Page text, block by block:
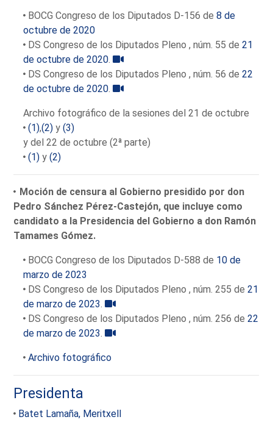
BOCG Congreso de los Diputados D-156 de8 de
octubre de 2020
DS Congreso de los Diputados Pleno , núm. 55 de21
de octubre de 2020 .
DS Congreso de los Diputados Pleno , núm. 56 de22
de octubre de 2020 .
Archivo fotográfico de la sesiones del 21 de octubre
(1),(2) y(3)
y del 22 de octubre (2ª parte)
(1) y(2)
Moción de censura al Gobierno presidido por don
Pedro Sánchez Pérez-Castejón, que incluye como
candidato a la Presidencia del Gobierno a don Ramón
Tamames Gómez.
BOCG Congreso de los Diputados D-588 de 10 de
marzo de 2023
DS Congreso de los Diputados Pleno , núm. 255 de21
de marzo de 2023 .
DS Congreso de los Diputados Pleno , núm. 256 de22
de marzo de 2023 .
Archivo fotográfico
Presidenta
Batet Lamaña, Meritxell